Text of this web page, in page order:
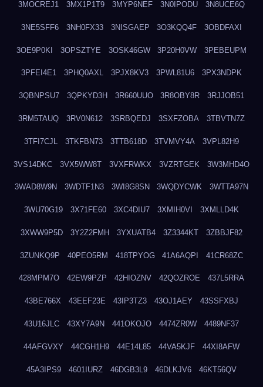
3MOCREJ1 3MX1P1T9 3MYP6NEF 3N0IPODU 3N8UCE6Q
3NE5SFF6 3NH0FX33 3NISGAEP 3O3KQQ4F 3OBDFAXI
3OE9P0KI 3OPSZTYE 3OSK46GW 3P20H0VW 3PEBEUPM
3PFEI4E1 3PHQ0AXL 3PJX8KV3 3PWL81U6 3PX3NDPK
3QBNPSU7 3QPKYD3H 3R660UUO 3R8OBY8R 3RJJOB51
3RM5TAUQ 3RV0N612 3SRBQEDJ 3SXFZOBA 3TBVTN7Z
3TFI7CJL 3TKFBN73 3TTB618D 3TVMVY4A 3VPL82H9
3VS14DKC 3VX5WW8T 3VXFRWKX 3VZRTGEK 3W3MHD4O
3WAD8W9N 3WDTF1N3 3WI8G8SN 3WQDYCWK 3WTTA97N
3WU70G19 3X71FE60 3XC4DIU7 3XMIH0VI 3XMLLD4K
3XWW9P5D 3Y2Z2FMH 3YXUATB4 3Z3344KT 3ZBBJF82
3ZUNKQ9P 40PEO5RM 418TPYOG 41A6AQPI 41CR68ZC
428MPM7O 42EW9PZP 42HIOZNV 42QOZROE 437L5RRA
43BE766X 43EEF23E 43IP3TZ3 43OJ1AEY 43SSFXBJ
43U16JLC 43XY7A9N 441OKOJO 4474ZR0W 4489NF37
44AFGVXY 44CGH1H9 44E14L85 44VA5KJF 44XI8AFW
45A3IPS9 4601IURZ 46DGB3L9 46DLKJV6 46KT56QV